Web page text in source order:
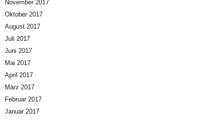
November 2017
Oktober 2017
August 2017
Juli 2017
Juni 2017
Mai 2017
April 2017
März 2017
Februar 2017
Januar 2017